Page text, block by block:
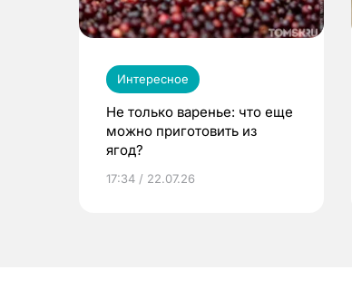
Интересное
Не только варенье: что еще
можно приготовить из
ягод?
17:34 / 22.07.26